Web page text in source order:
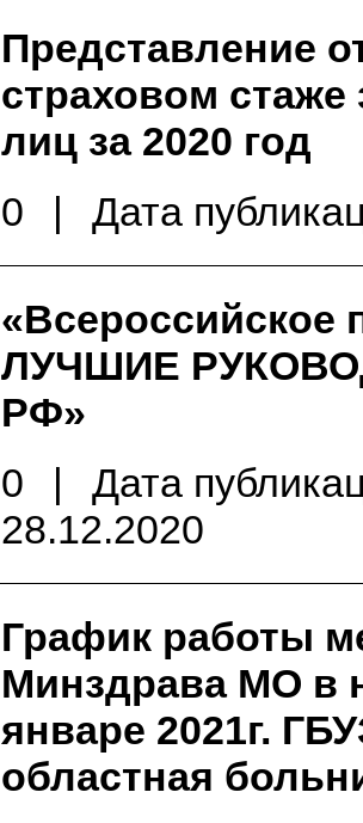
Представление
страховом
лиц за 2020 год
0
| Дата
«Всероссийское
ЛУЧШИЕ
РФ»
0
|
Дата
28.12.2020
График работы
Минздрава МО в
январе 2021г.
областная